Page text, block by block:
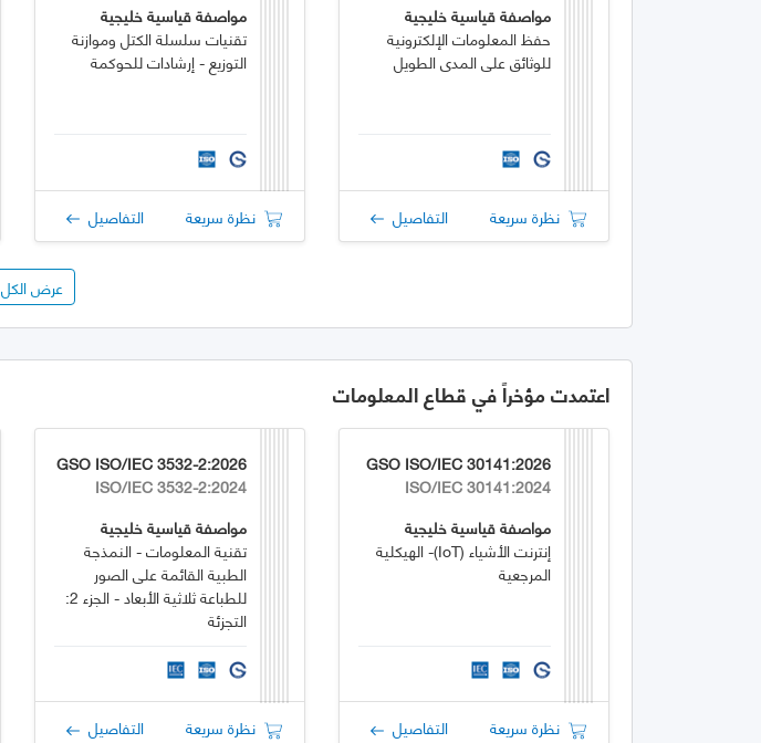
مواصفة قياسية خليجية
حفظ المعلومات الإلكترونية
للوثائق على المدى الطويل
نظرة سريعة التفاصيل
مواصفة قياسية خليجية
تقنيات سلسلة الكتل وموازنة
التوزيع - إرشادات للحوكمة
نظرة سريعة التفاصيل
عرض الكل
اعتمدت مؤخراً في قطاع المعلومات
GSO ISO/IEC 30141:2026
ISO/IEC 30141:2024
مواصفة قياسية خليجية
إنترنت الأشياء (IoT)- الهيكلية
المرجعية
نظرة سريعة التفاصيل
GSO ISO/IEC 3532-2:2026
ISO/IEC 3532-2:2024
مواصفة قياسية خليجية
تقنية المعلومات - النمذجة
الطبية القائمة على الصور
للطباعة ثلاثية الأبعاد - الجزء 2:
التجزئة
نظرة سريعة التفاصيل